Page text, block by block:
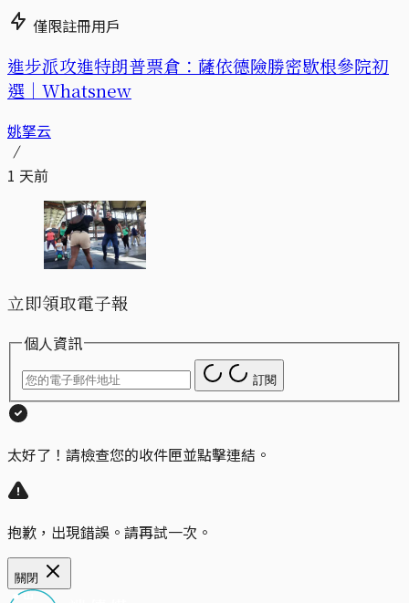
僅限註冊用戶
進步派攻進特朗普票倉：薩依德險勝密歇根參院初
選｜Whatsnew
姚拏云
1 天前
立即領取電子報
個人資訊
訂閱
太好了！請檢查您的收件匣並點擊連結。
抱歉，出現錯誤。請再試一次。
關閉